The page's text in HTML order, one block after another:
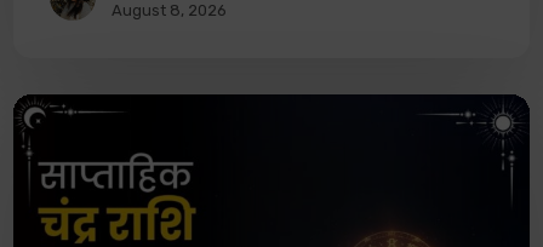
August 8, 2026